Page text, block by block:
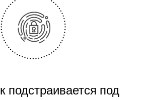
подстраивается под